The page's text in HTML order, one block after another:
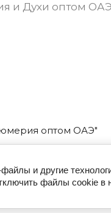
и Духи оптом
оптом ОАЭ"
и другие
файлы cookie в